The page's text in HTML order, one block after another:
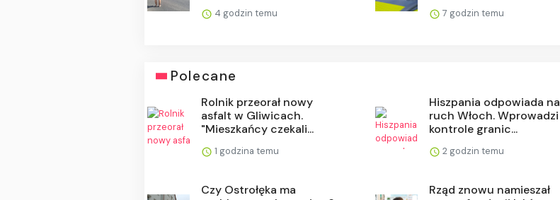
4 godzin temu 7 godzin temu
Polecane
Rolnik przeorał nowy
asfalt w Gliwicach.
"Mieszkańcy czekali...
1 godzina temu
Hiszpania odpowiada na
ruch Włoch. Wprowadzi
kontrole granic...
2 godzin temu
Czy Ostrołęka ma
Rząd znowu namieszał